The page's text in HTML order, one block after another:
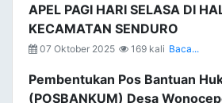
APEL PAGI HARI SELASA DI
KECAMATAN SENDURO
07 Oktober 2025 169 kali Baca...
Pembentukan Pos Bantuan
(POSBANKUM) Desa